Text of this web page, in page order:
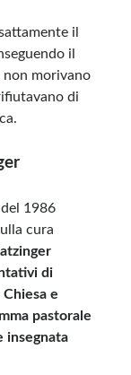
il
il
morivano
di
1986
cura
di
e
pastorale
insegnata